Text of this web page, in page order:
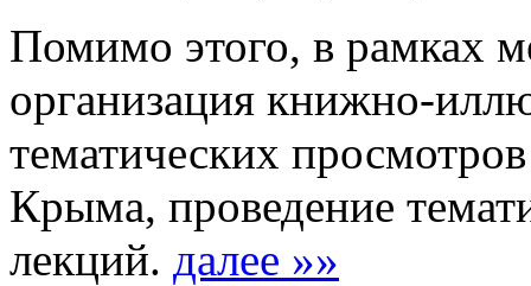
Помимо этого, в рамках
организация книжно-
тематических
Крыма, проведение
лекций. далее »»